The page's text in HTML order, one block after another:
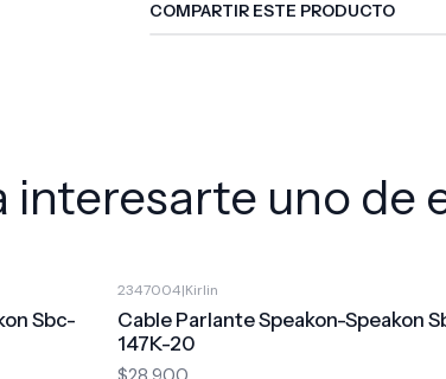
COMPARTIR ESTE PRODUCTO
interesarte uno de
Sbc-
2347004|Kirlin
Cable Parlante Speakon-Speakon
147K-20